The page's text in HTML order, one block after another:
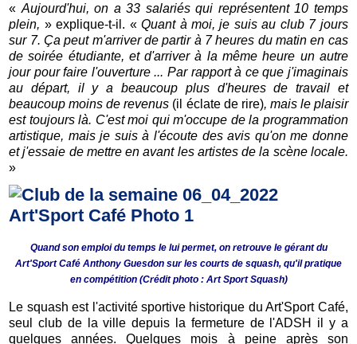
« Aujourd'hui, on a 33 salariés qui représentent 10 temps
plein, » explique-t-il. «Quant à moi, je suis au club 7 jours
sur 7. Ça peut m'arriver de partir à 7 heures du matin en cas
de soirée étudiante, et d'arriver à la même heure un autre
jour pour faire l'ouverture ... Par rapport à ce que j'imaginais
au départ, il y a beaucoup plus d'heures de travail et
beaucoup moins de revenus (il éclate de rire), mais le plaisir
est toujours là. C'est moi qui m'occupe de la programmation
artistique, mais je suis à l'écoute des avis qu'on me donne
et j'essaie de mettre en avant les artistes de la scène locale.
»
Quand son emploi du temps le lui permet, on retrouve le gérant du
Art'Sport Café Anthony Guesdon sur les courts de squash, qu'il pratique
en compétition (Crédit photo : Art Sport Squash)
Le squash est l'activité sportive historique du Art'Sport Café,
seul club de la ville depuis la fermeture de l'ADSH il y a
quelques années. Quelques mois à peine après son